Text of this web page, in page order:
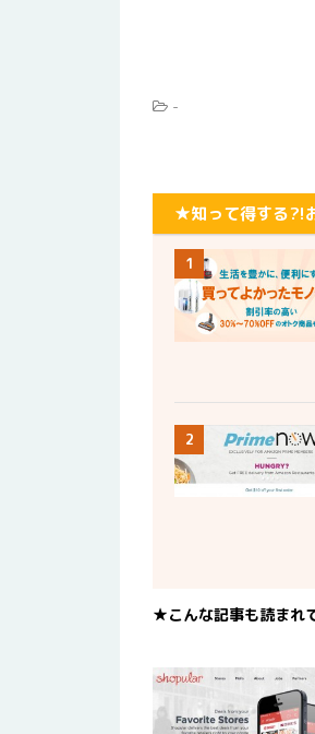
-
★知って得する?!
1
2
★こんな記事も読まれ